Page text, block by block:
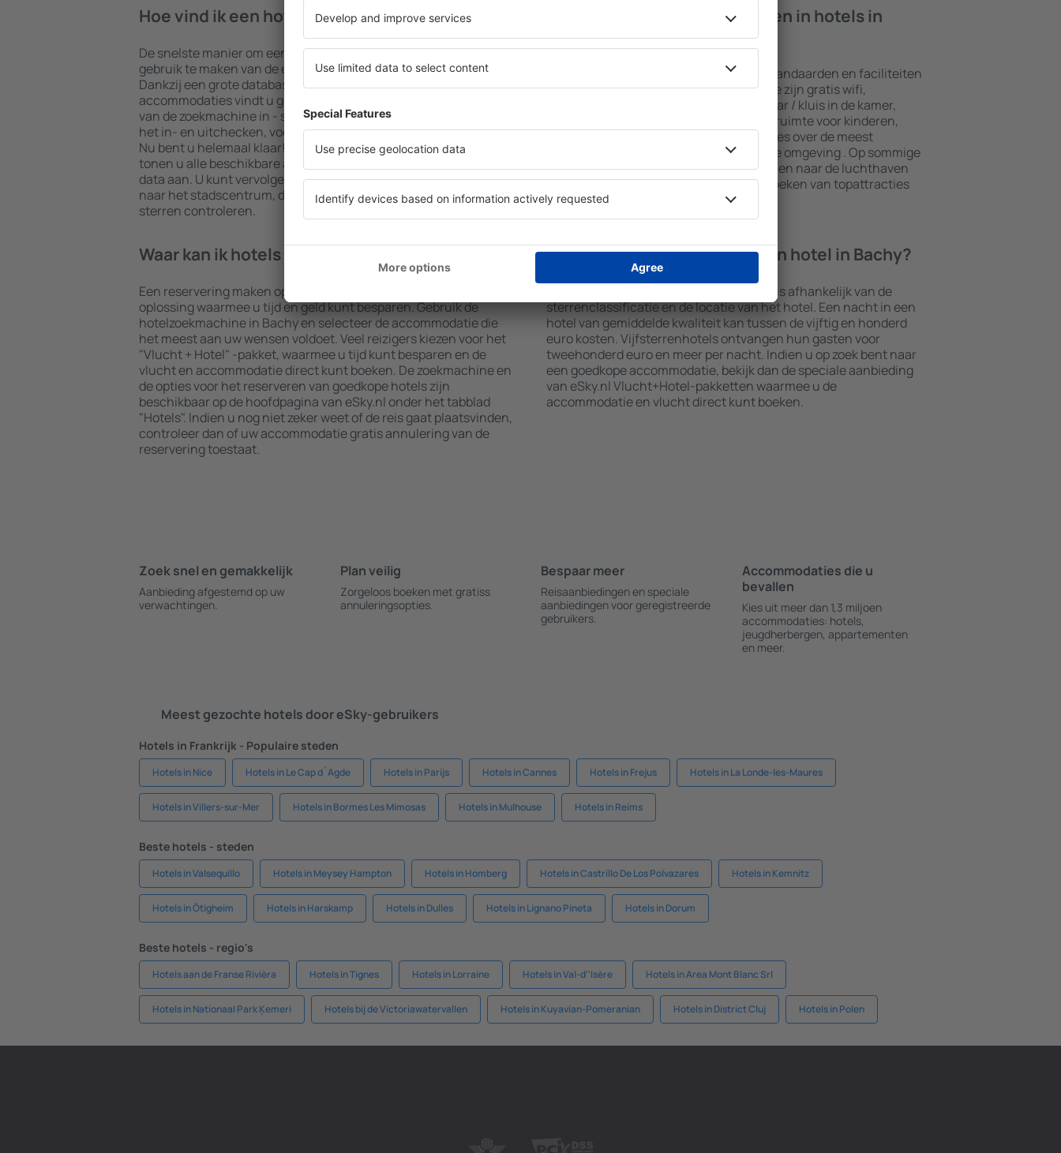
Hoe vind ik een hotel in Bachy?
De snelste manier om een hotel in Bachy te vinden, is door
gebruik te maken van de eSky zoekmachine voor accommodaties.
Dankzij een grote database met een verscheidenheid aan
accommodaties vindt u gegarandeerd wat u zoekt. Vul de velden
van de zoekmachine in - selecteer uw locatie, kies de datum van
het in- en uitchecken, voeg dan het aantal gasten en kamers toe.
Nu bent u helemaal klaar! De resultaten van uw zoekopdracht
tonen u alle beschikbare accommodaties op de geselecteerde
data aan. U kunt vervolgens eenvoudig de afstand van het hotel
naar het stadscentrum, de betalingsmethoden en het aantal
sterren controleren.
Welke faciliteiten kan ik vinden in hotels in
Bachy?
Hotels in Bachy hebben verschillende standaarden en faciliteiten
voor hun gasten. De meest voorkomende zijn gratis wifi,
wellnessruimtes met een spa, een minibar / kluis in de kamer,
restaurants, een eetgedeelte, een speelruimte voor kinderen,
gratis parkeren en informatieve brochures over de meest
interessante toeristische attracties in de omgeving . Op sommige
locaties bieden hotels ook transport van en naar de luchthaven
aan. Soms moedigen hotels ook het bezoeken van topattracties
in Bachy aan.
Waar kan ik hotels in Bachy boeken?
Een reservering maken op de webpagina van eSky.nl is een
oplossing waarmee u tijd en geld kunt besparen. Gebruik de
hotelzoekmachine in Bachy en selecteer de accommodatie die
het meest aan uw wensen voldoet. Veel reizigers kiezen voor het
"Vlucht + Hotel" -pakket, waarmee u tijd kunt besparen en de
vlucht en accommodatie direct kunt boeken. De zoekmachine en
de opties voor het reserveren van goedkope hotels zijn
beschikbaar op de hoofdpagina van eSky.nl onder het tabblad
"Hotels". Indien u nog niet zeker weet of de reis gaat plaatsvinden,
controleer dan of uw accommodatie gratis annulering van de
reservering toestaat.
Hoeveel kost een nacht in een hotel in Bachy?
Prijs per nacht in Bachy kan variëren en is afhankelijk van de
sterrenclassificatie en de locatie van het hotel. Een nacht in een
hotel van gemiddelde kwaliteit kan tussen de vijftig en honderd
euro kosten. Vijfsterrenhotels ontvangen hun gasten voor
tweehonderd euro en meer per nacht. Indien u op zoek bent naar
een goedkope accommodatie, bekijk dan de speciale aanbieding
van eSky.nl Vlucht+Hotel-pakketten waarmee u de
accommodatie en vlucht direct kunt boeken.
Zoek snel en gemakkelijk
Aanbieding afgestemd op uw
verwachtingen.
Plan veilig
Zorgeloos boeken met gratiss
annuleringsopties.
Bespaar meer
Reisaanbiedingen en speciale
aanbiedingen voor geregistreerde
gebruikers.
Accommodaties die u
bevallen
Kies uit meer dan 1,3 miljoen
accommodaties: hotels,
jeugdherbergen, appartementen
en meer.
Meest gezochte hotels door eSky-gebruikers
Hotels in Frankrijk - Populaire steden
Hotels in Nice Hotels in Le Cap d`Agde Hotels in Parijs Hotels in Cannes Hotels in Frejus Hotels in La Londe-les-Maures
Hotels in Villers-sur-Mer Hotels in Bormes Les Mimosas Hotels in Mulhouse Hotels in Reims
Beste hotels - steden
Hotels in Valsequillo Hotels in Meysey Hampton Hotels in Homberg Hotels in Castrillo De Los Polvazares Hotels in Kemnitz
Hotels in Ötigheim Hotels in Harskamp Hotels in Dulles Hotels in Lignano Pineta Hotels in Dorum
Beste hotels - regio's
Hotels aan de Franse Rivièra Hotels in Tignes Hotels in Lorraine Hotels in Val-d''Isère Hotels in Area Mont Blanc Srl
Hotels in Nationaal Park Ķemeri Hotels bij de Victoriawatervallen Hotels in Kuyavian-Pomeranian Hotels in District Cluj Hotels in Polen